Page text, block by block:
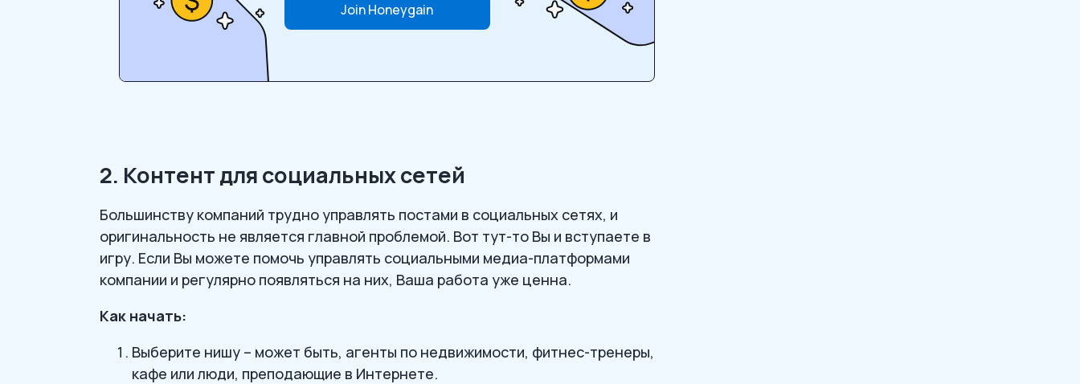
Join Honeygain
2. Контент для социальных сетей
Большинству компаний трудно управлять постами в социальных сетях, и
оригинальность не является главной проблемой. Вот тут-то Вы и вступаете в
игру. Если Вы можете помочь управлять социальными медиа-платформами
компании и регулярно появляться на них, Ваша работа уже ценна.
Как начать:
Выберите нишу – может быть, агенты по недвижимости, фитнес-тренеры,
кафе или люди, преподающие в Интернете.